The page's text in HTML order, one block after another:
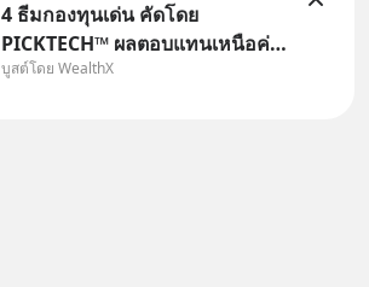
4 ธีมกองทุนเด่น คัดโดย
PICKTECH™ ผลตอบแทนเหนือค่า
เฉลี่ยกลุ่ม ถ้าอยากค้นหากองทุนที่
บูสต์โดย WealthX